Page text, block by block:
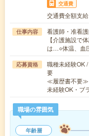
交通費
交通費全額支給
仕事内容
看護師・准看
【介護施設で
は…○体温、血
応募資格
職種未経験OK
要
≪履歴書不要≫
未経験OK・ブ
職場の雰囲気
年齢層